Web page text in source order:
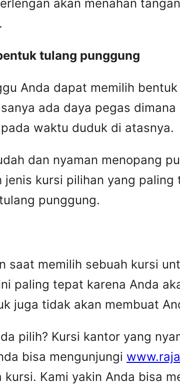
akan menahan
tulang punggung
Anda dapat memilih
ada daya pegas
waktu duduk di atasnya.
dan nyaman menopang
kursi pilihan yang
punggung.
saat memilih sebuah kursi
paling tepat karena Anda
juga tidak akan membuat
pilih? Kursi kantor yang
bisa mengunjungi
Kami yakin Anda bisa